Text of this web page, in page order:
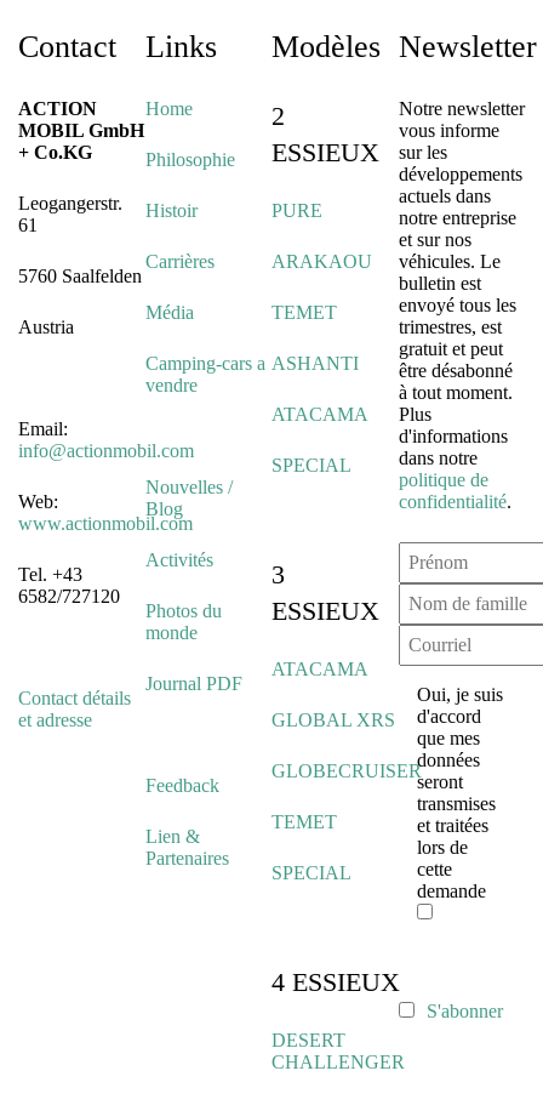
Contact
ACTION
MOBIL GmbH
+ Co.KG
Leogangerstr.
61
5760 Saalfelden
Austria
Email:
info@actionmobil.com
Web:
www.actionmobil.com
Tel. +43
6582/727120
Contact détails
et adresse
Links
Home
Philosophie
Histoir
Carrières
Média
Camping-cars a
vendre
Nouvelles /
Blog
Activités
Photos du
monde
Journal PDF
Feedback
Lien &
Partenaires
Modèles
2
ESSIEUX
PURE
ARAKAOU
TEMET
ASHANTI
ATACAMA
SPECIAL
3
ESSIEUX
ATACAMA
GLOBAL XRS
GLOBECRUISER
TEMET
SPECIAL
4 ESSIEUX
DESERT
CHALLENGER
Newsletter
Notre newsletter
vous informe
sur les
développements
actuels dans
notre entreprise
et sur nos
véhicules. Le
bulletin est
envoyé tous les
trimestres, est
gratuit et peut
être désabonné
à tout moment.
Plus
d'informations
dans notre
politique de
confidentialité.
Oui, je suis
d'accord
que mes
données
seront
transmises
et traitées
lors de
cette
demande
S'abonner